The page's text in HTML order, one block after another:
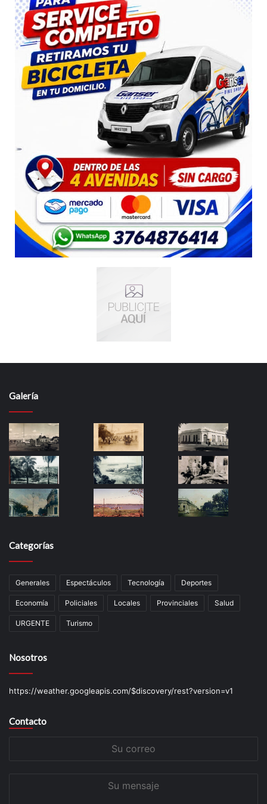
Galería
Categorías
Generales Espectáculos Tecnología Deportes
Economía Policiales Locales Provinciales Salud
URGENTE Turismo
Nosotros
https://weather.googleapis.com/$discovery/rest?version=v1
Contacto